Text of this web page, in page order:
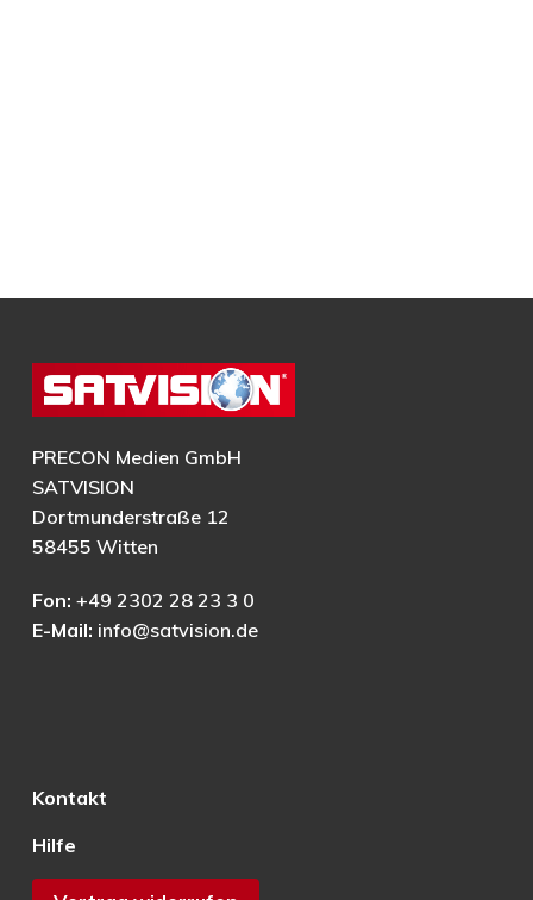
PRECON Medien GmbH
SATVISION
Dortmunderstraße 12
58455 Witten
Fon: +49 2302 28 23 3 0
E-Mail: info@satvision.de
Kontakt
Hilfe